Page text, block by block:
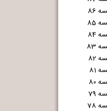
86
85
84
83
82
81
80
79
78